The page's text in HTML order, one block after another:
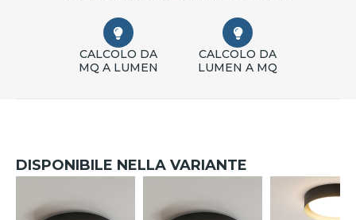
CALCOLO DA
MQ A LUMEN
CALCOLO DA
LUMEN A MQ
DISPONIBILE NELLA VARIANTE